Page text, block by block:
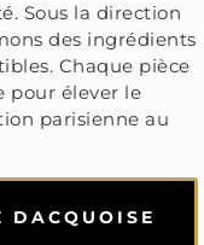
Sous la direction
des ingrédients
Chaque pièce
pour élever le
parisienne au
DACQUOISE